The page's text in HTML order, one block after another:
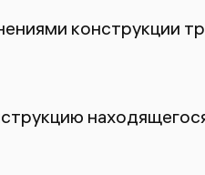
конструкции